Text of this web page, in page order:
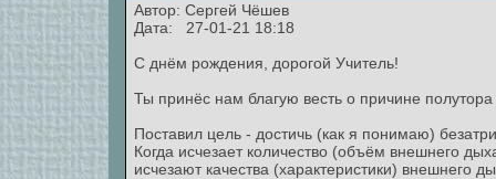
Автор: Сергей Чёшев
Дата: 27-01-21 18:18
С днём рождения, дорогой Учитель!
Ты принёс нам благую весть о причине
Поставил цель - достичь (как я понимаю)
Когда исчезает количество (объём внешнего
исчезают качества (характеристики) внешнего